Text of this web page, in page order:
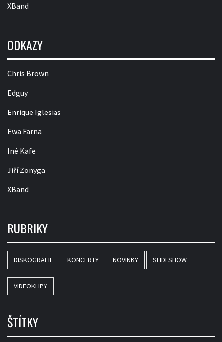
XBand
ODKAZY
Chris Brown
Edguy
Enrique Iglesias
Ewa Farna
Iné Kafe
Jiří Zonyga
XBand
RUBRIKY
DISKOGRAFIE KONCERTY NOVINKY SLIDESHOW
VIDEOKLIPY
ŠTÍTKY